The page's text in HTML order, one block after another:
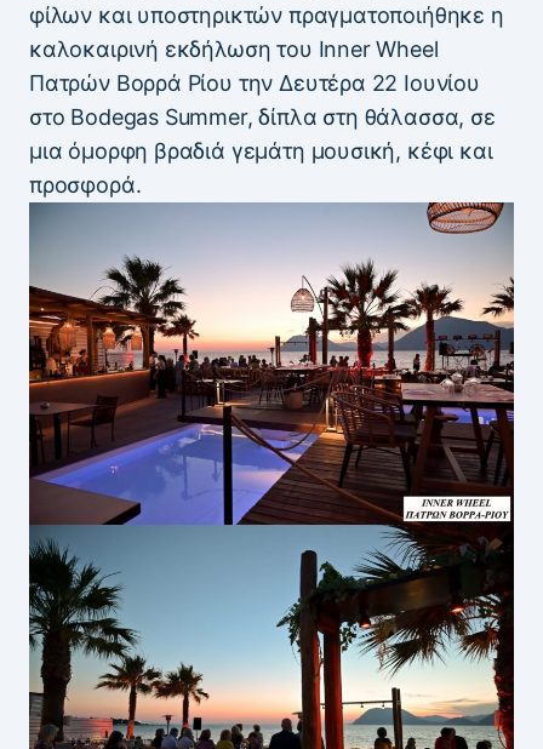
φίλων και υποστηρικτών πραγματοποιήθηκε η
καλοκαιρινή εκδήλωση του Inner Wheel
Πατρών Βορρά Ρίου την Δευτέρα 22 Ιουνίου
στο Bodegas Summer, δίπλα στη θάλασσα, σε
μια όμορφη βραδιά γεμάτη μουσική, κέφι και
προσφορά.